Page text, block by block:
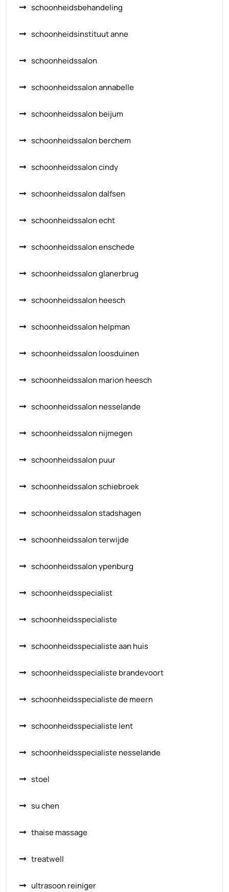
schoonheidsbehandeling
schoonheidsinstituut anne
schoonheidssalon
schoonheidssalon annabelle
schoonheidssalon beijum
schoonheidssalon berchem
schoonheidssalon cindy
schoonheidssalon dalfsen
schoonheidssalon echt
schoonheidssalon enschede
schoonheidssalon glanerbrug
schoonheidssalon heesch
schoonheidssalon helpman
schoonheidssalon loosduinen
schoonheidssalon marion heesch
schoonheidssalon nesselande
schoonheidssalon nijmegen
schoonheidssalon puur
schoonheidssalon schiebroek
schoonheidssalon stadshagen
schoonheidssalon terwijde
schoonheidssalon ypenburg
schoonheidsspecialist
schoonheidsspecialiste
schoonheidsspecialiste aan huis
schoonheidsspecialiste brandevoort
schoonheidsspecialiste de meern
schoonheidsspecialiste lent
schoonheidsspecialiste nesselande
stoel
su chen
thaise massage
treatwell
ultrasoon reiniger